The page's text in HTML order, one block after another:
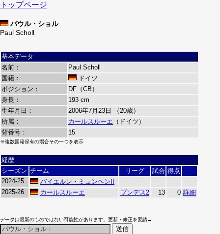
トップページ
パウル・ショル
Paul Scholl
基本データ
名前：
Paul Scholl
国籍：
ドイツ
ポジション：
DF（CB）
身長：
193 cm
生年月日：
2006年7月23日 （20歳）
所属：
カールスルーエ （ドイツ）
背番号：
15
※複数国籍保有の場合その一つを表示
経歴
シーズン チーム リーグ 試合 得点
2024-25
バイエルン・ミュンヘンII
2025-26
カールスルーエ ブンデス2 13 0 詳細
データは最新のものではない可能性があります。更新・修正を要請→